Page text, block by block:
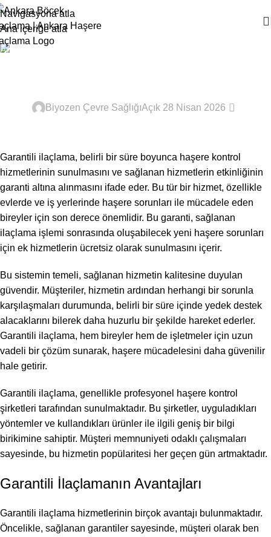
Navigasyona atla
Ana içeriğe atla
Ana Sayfa
Biyozen Çevre SağlığıAçık 28 Nisan 2026 0
Garantili ilaçlama, belirli bir süre boyunca haşere kontrol
hizmetlerinin sunulmasını ve sağlanan hizmetlerin etkinliğinin
garanti altına alınmasını ifade eder. Bu tür bir hizmet, özellikle
evlerde ve iş yerlerinde haşere sorunları ile mücadele eden
bireyler için son derece önemlidir. Bu garanti, sağlanan
ilaçlama işlemi sonrasında oluşabilecek yeni haşere sorunları
için ek hizmetlerin ücretsiz olarak sunulmasını içerir.
Bu sistemin temeli, sağlanan hizmetin kalitesine duyulan
güvendir. Müşteriler, hizmetin ardından herhangi bir sorunla
karşılaşmaları durumunda, belirli bir süre içinde yedek destek
alacaklarını bilerek daha huzurlu bir şekilde hareket ederler.
Garantili ilaçlama, hem bireyler hem de işletmeler için uzun
vadeli bir çözüm sunarak, haşere mücadelesini daha güvenilir
hale getirir.
Garantili ilaçlama, genellikle profesyonel haşere kontrol
şirketleri tarafından sunulmaktadır. Bu şirketler, uyguladıkları
yöntemler ve kullandıkları ürünler ile ilgili geniş bir bilgi
birikimine sahiptir. Müşteri memnuniyeti odaklı çalışmaları
sayesinde, bu hizmetin popülaritesi her geçen gün artmaktadır.
Garantili İlaçlamanın Avantajları
Garantili ilaçlama hizmetlerinin birçok avantajı bulunmaktadır.
Öncelikle, sağlanan garantiler sayesinde, müşteri olarak ben